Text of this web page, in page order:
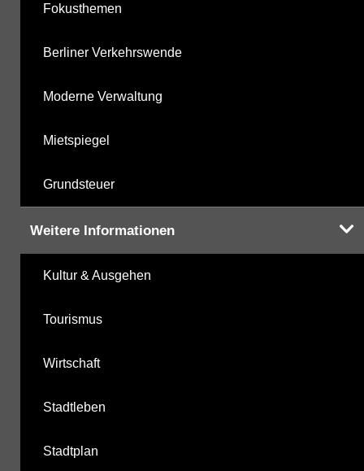
Fokusthemen
Berliner Verkehrswende
Moderne Verwaltung
Mietspiegel
Grundsteuer
Weitere Informationen
Kultur & Ausgehen
Tourismus
Wirtschaft
Stadtleben
Stadtplan